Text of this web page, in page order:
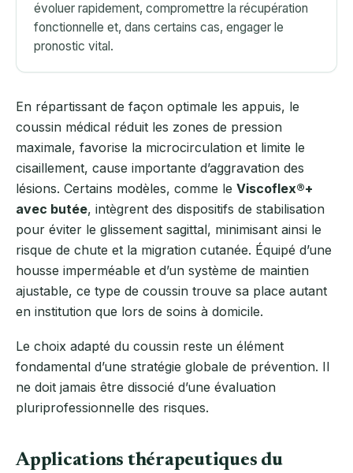
évoluer rapidement, compromettre la récupération
fonctionnelle et, dans certains cas, engager le
pronostic vital.
En répartissant de façon optimale les appuis, le
coussin médical réduit les zones de pression
maximale, favorise la microcirculation et limite le
cisaillement, cause importante d’aggravation des
lésions. Certains modèles, comme le Viscoflex®+
avec butée, intègrent des dispositifs de stabilisation
pour éviter le glissement sagittal, minimisant ainsi le
risque de chute et la migration cutanée. Équipé d’une
housse imperméable et d’un système de maintien
ajustable, ce type de coussin trouve sa place autant
en institution que lors de soins à domicile.
Le choix adapté du coussin reste un élément
fondamental d’une stratégie globale de prévention. Il
ne doit jamais être dissocié d’une évaluation
pluriprofessionnelle des risques.
Applications thérapeutiques du